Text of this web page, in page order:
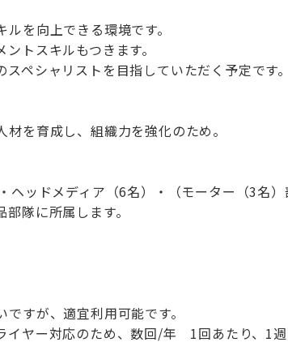
を向上できる環境です。
トスキルもつきます。
ペシャリストを目指していただく予定です。
を育成し、組織力を強化のため。
ヘッドメディア（6名）・（モーター（3名
隊に所属します。
すが、適宜利用可能です。
イヤー対応のため、数回/年 1回あたり、1週